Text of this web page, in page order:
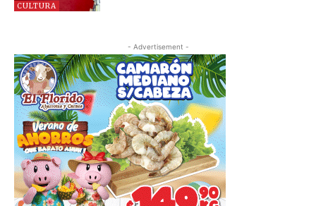
CULTURA
- Advertisement -